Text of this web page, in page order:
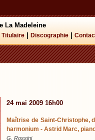
La Madeleine
Titulaire Discographie
24 mai 2009 16h00
Maîtrise de Saint-Christophe,
harmonium - Astrid Marc,
G. Rossini